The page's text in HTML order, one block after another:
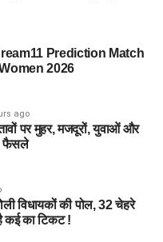
जैसा
यहां रहने वाली महिलाओं
जेल या बंद संस्थान में रह रहे
Prediction Match
2026
ago
पर मुहर, मजदूरों, युवाओं और
फैसले
विधायकों की पोल, 32 चेहरे
कई का टिकट !